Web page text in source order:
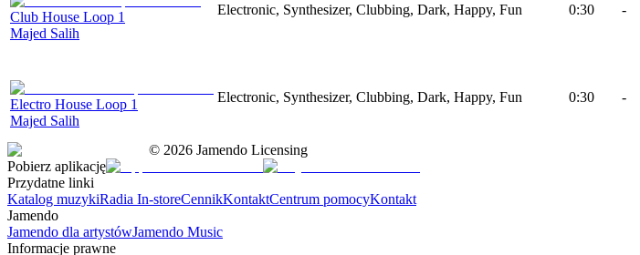
Club House Loop 1
Majed Salih
Electronic, Synthesizer, Clubbing, Dark, Happy, Fun 0:30 -
Electro House Loop 1
Majed Salih
Electronic, Synthesizer, Clubbing, Dark, Happy, Fun 0:30 -
© 2026 Jamendo Licensing
Pobierz aplikację
Przydatne linki
Katalog muzykiRadia In-storeCennikKontaktCentrum pomocyKontakt
Jamendo
Jamendo dla artystówJamendo Music
Informacje prawne